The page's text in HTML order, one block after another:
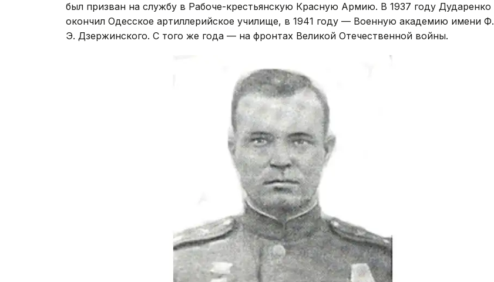
был призван на службу в Рабоче-крестьянскую Красную Армию. В 1937 году Дударенко
окончил Одесское артиллерийское училище, в 1941 году — Военную академию имени Ф.
Э. Дзержинского. С того же года — на фронтах Великой Отечественной войны.